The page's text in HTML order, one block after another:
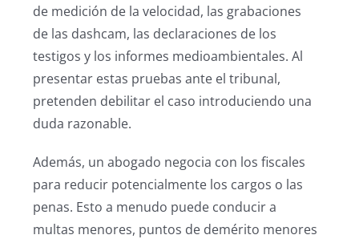
de medición de la velocidad, las grabaciones
de las dashcam, las declaraciones de los
testigos y los informes medioambientales. Al
presentar estas pruebas ante el tribunal,
pretenden debilitar el caso introduciendo una
duda razonable.
Además, un abogado negocia con los fiscales
para reducir potencialmente los cargos o las
penas. Esto a menudo puede conducir a
multas menores, puntos de demérito menores